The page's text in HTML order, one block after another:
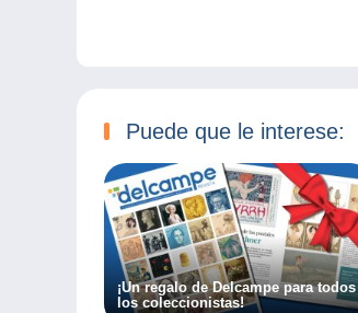
Puede que le interese:
¡Un regalo de Delcampe para todos
los coleccionistas!